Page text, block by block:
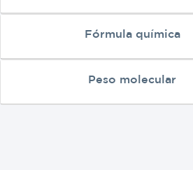
Fórmula química
Peso molecular